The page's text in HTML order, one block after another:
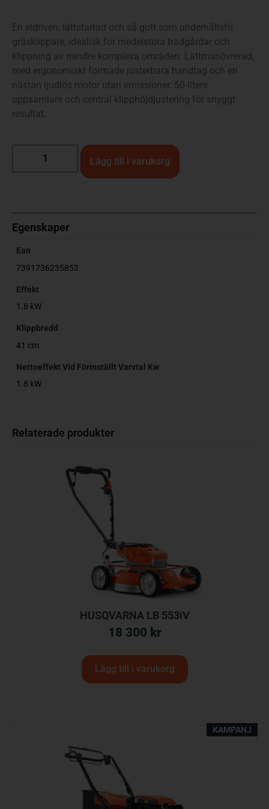
En eldriven, lättstartad och så gott som underhållsfri
gräsklippare, idealisk för medelstora trädgårdar och
klippning av mindre komplexa områden. Lättmanövrerad,
med ergonomiskt formade justerbara handtag och en
nästan ljudlös motor utan emissioner. 50-liters
uppsamlare och central klipphöjdjustering för snyggt
resultat.
Lägg till i varukorg
Egenskaper
Ean
7391736235853
Effekt
1.8 kW
Klippbredd
41 cm
Nettoeffekt Vid Förinställt Varvtal Kw
1.8 kW
Relaterade produkter
HUSQVARNA LB 553iV
18 300 kr
Lägg till i varukorg
KAMPANJ